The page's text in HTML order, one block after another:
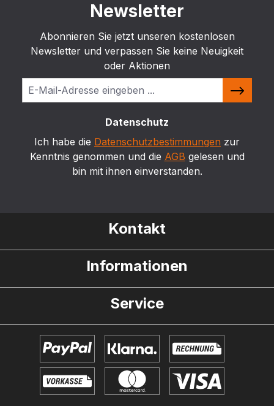
Newsletter
Abonnieren Sie jetzt unseren kostenlosen
Newsletter und verpassen Sie keine Neuigkeit
oder Aktionen
Datenschutz
Ich habe die Datenschutzbestimmungen zur
Kenntnis genommen und die AGB gelesen und
bin mit ihnen einverstanden.
Kontakt
Informationen
Service